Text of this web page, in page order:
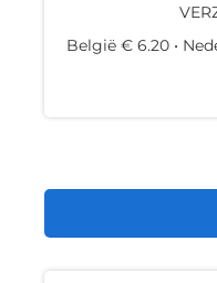
België € 6.20 •